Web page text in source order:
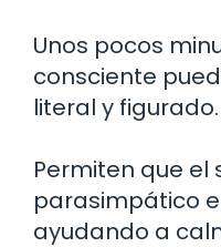
Unos pocos
consciente
literal y figurado.
Permiten que el
parasimpático
ayudando a